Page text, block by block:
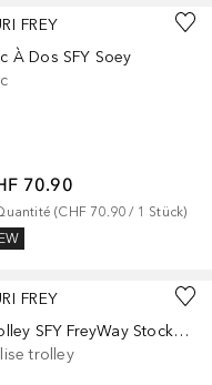
FREY
À Dos SFY Soey
70.90
(CHF 70.90 / 1 Stück)
FREY
Trolley SFY FreyWay Stockholm
trolley